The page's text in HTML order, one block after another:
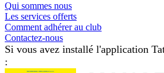
Qui sommes nous
Les services offerts
Comment adhérer au club
Contactez-nous
Si vous avez installé l'application
: